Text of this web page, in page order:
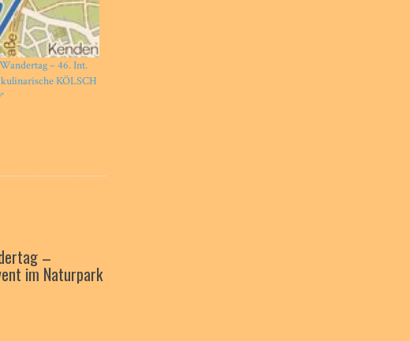
– 46. Int.
KÖLSCH
–
im Naturpark